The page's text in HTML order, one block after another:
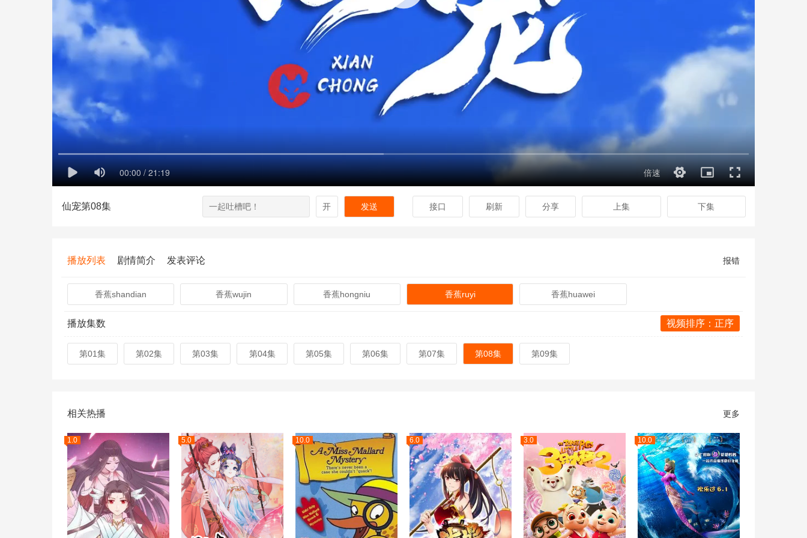
仙宠第08集 开 发送 接口 刷新 分享 上集 下集
播放列表 剧情简介 发表评论 报错
香蕉shandian 香蕉wujin 香蕉hongniu 香蕉ruyi 香蕉huawei
播放集数 视频排序：正序
第01集 第02集 第03集 第04集 第05集 第06集 第07集 第08集 第09集
相关热播 更多
1.0 5.0 10.0 6.0 3.0 10.0